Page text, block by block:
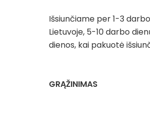
Išsiunčiame per 1-3
Lietuvoje, 5-10 darbo
dienos, kai pakuotė
GRĄŽINIMAS